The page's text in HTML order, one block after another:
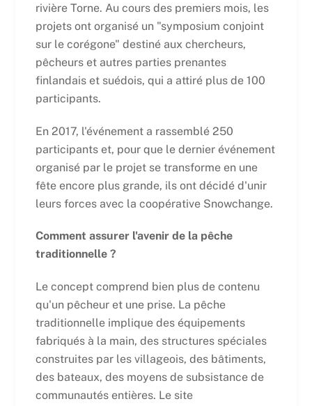
rivière Torne. Au cours des premiers mois, les
projets ont organisé un "symposium conjoint
sur le corégone" destiné aux chercheurs,
pêcheurs et autres parties prenantes
finlandais et suédois, qui a attiré plus de 100
participants.
En 2017, l'événement a rassemblé 250
participants et, pour que le dernier événement
organisé par le projet se transforme en une
fête encore plus grande, ils ont décidé d'unir
leurs forces avec la coopérative Snowchange.
Comment assurer l'avenir de la pêche
traditionnelle ?
Le concept comprend bien plus de contenu
qu'un pêcheur et une prise. La pêche
traditionnelle implique des équipements
fabriqués à la main, des structures spéciales
construites par les villageois, des bâtiments,
des bateaux, des moyens de subsistance de
communautés entières. Le site